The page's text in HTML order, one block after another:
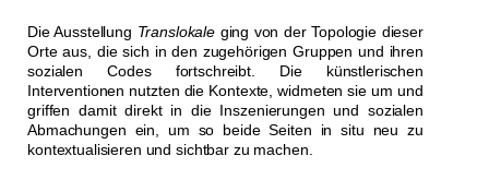
Die Ausstellung Translokaleging von der Topologie dieser
Orte aus, die sich in den zugehörigen Gruppen und ihren
sozialen Codes fortschreibt. Die künstlerischen
Interventionen nutzten die Kontexte, widmeten sie um und
griffen damit direkt in die Inszenierungen und sozialen
Abmachungen ein, um so beide Seiten in situ neu zu
kontextualisieren und sichtbar zu machen.